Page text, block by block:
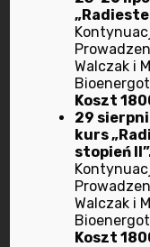
Kontakt:tel.
poniedziałku do
Walczak i
Koszt
29
kurs
stopień
Walczak i
Koszt